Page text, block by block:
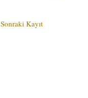
Sonraki Kayıt